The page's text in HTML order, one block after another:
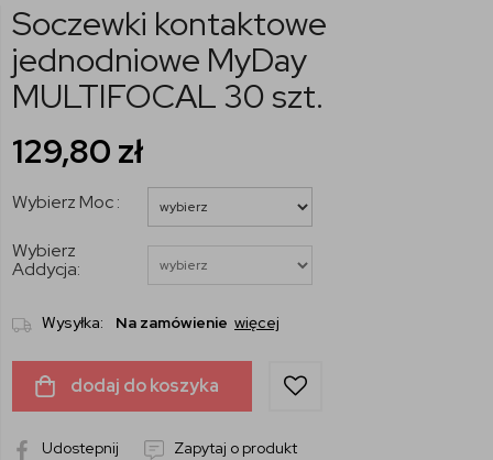
Soczewki kontaktowe
jednodniowe MyDay
MULTIFOCAL 30 szt.
129,80 zł
Wybierz Moc :
Wybierz
Addycja:
Wysyłka: Na zamówienie więcej
dodaj do koszyka
Udostepnij Zapytaj o produkt